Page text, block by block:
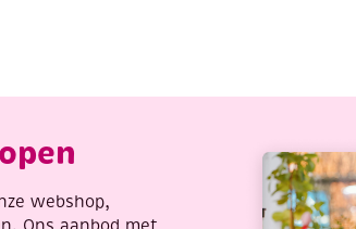
cm
webshop,